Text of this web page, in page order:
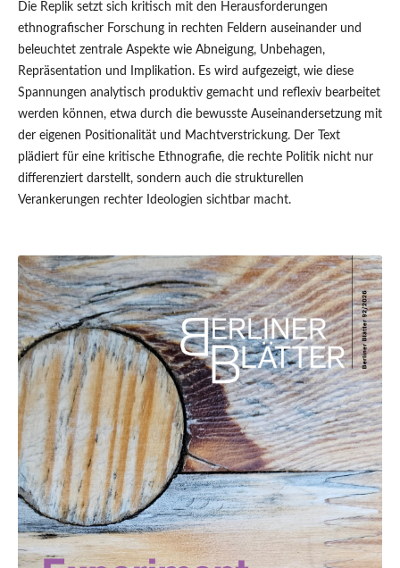
Die Replik setzt sich kritisch mit den Herausforderungen
ethnografischer Forschung in rechten Feldern auseinander und
beleuchtet zentrale Aspekte wie Abneigung, Unbehagen,
Repräsentation und Implikation. Es wird aufgezeigt, wie diese
Spannungen analytisch produktiv gemacht und reflexiv bearbeitet
werden können, etwa durch die bewusste Auseinandersetzung mit
der eigenen Positionalität und Machtverstrickung. Der Text
plädiert für eine kritische Ethnografie, die rechte Politik nicht nur
differenziert darstellt, sondern auch die strukturellen
Verankerungen rechter Ideologien sichtbar macht.